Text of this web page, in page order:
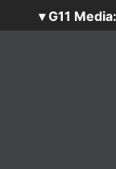
▾ G11 Media: